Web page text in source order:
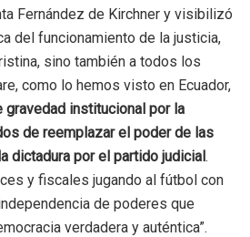
Fernández de Kirchner y visibilizó
del funcionamiento de la justicia,
sino también a todos los
como lo hemos visto en Ecuador,
gravedad institucional por la
de reemplazar el poder de las
dictadura por el partido judicial.
y fiscales jugando al fútbol con
de poderes que
verdadera y auténtica”.